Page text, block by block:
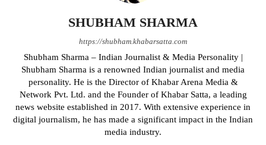
SHUBHAM SHARMA
https://shubham.khabarsatta.com
Shubham Sharma – Indian Journalist & Media Personality |
Shubham Sharma is a renowned Indian journalist and media
personality. He is the Director of Khabar Arena Media &
Network Pvt. Ltd. and the Founder of Khabar Satta, a leading
news website established in 2017. With extensive experience in
digital journalism, he has made a significant impact in the Indian
media industry.